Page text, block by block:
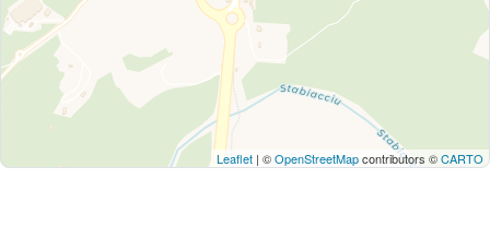
Leaflet | ©OpenStreetMapcontributors ©CARTO